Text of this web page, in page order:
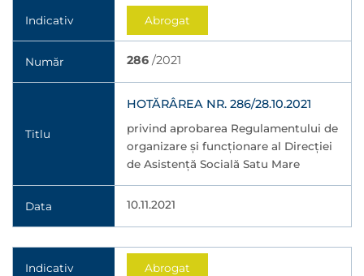
Indicativ Abrogat
Număr 286 /2021
Titlu
HOTĂRÂREA NR. 286/28.10.2021
privind aprobarea Regulamentului de
organizare și funcționare al Direcției
de Asistență Socială Satu Mare
Data 10.11.2021
Indicativ Abrogat